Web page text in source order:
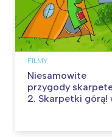
FILMY
Niesamowite
przygody
2. Skarpetki górą!